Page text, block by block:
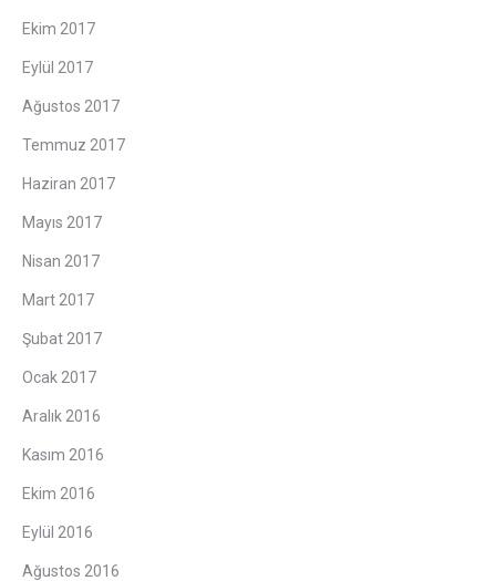
Ekim 2017
Eylül 2017
Ağustos 2017
Temmuz 2017
Haziran 2017
Mayıs 2017
Nisan 2017
Mart 2017
Şubat 2017
Ocak 2017
Aralık 2016
Kasım 2016
Ekim 2016
Eylül 2016
Ağustos 2016